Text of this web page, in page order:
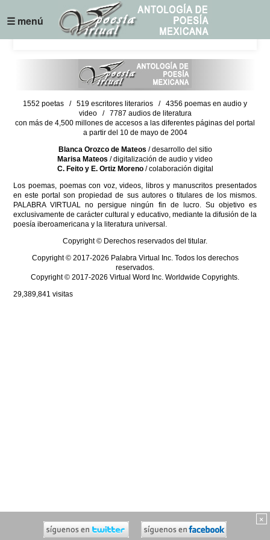
☰ menú
×
1552 poetas / 519 escritores literarios / 4356 poemas en audio y
video / 7787 audios de literatura
con más de 4,500 millones de accesos a las diferentes páginas del portal
a partir del 10 de mayo de 2004
Blanca Orozco de Mateos / desarrollo del sitio
Marisa Mateos / digitalización de audio y video
C. Feito y E. Ortiz Moreno/ colaboración digital
Los poemas, poemas con voz, videos, libros y manuscritos presentados
en este portal son propiedad de sus autores o titulares de los mismos.
PALABRA VIRTUAL no persigue ningún fin de lucro. Su objetivo es
exclusivamente de carácter cultural y educativo, mediante la difusión de la
poesía iberoamericana y la literatura universal.
Copyright © Derechos reservados del titular.
Copyright © 2017-2026 Palabra Virtual Inc. Todos los derechos
reservados.
Copyright © 2017-2026 Virtual Word Inc. Worldwide Copyrights.
29,389,841 visitas